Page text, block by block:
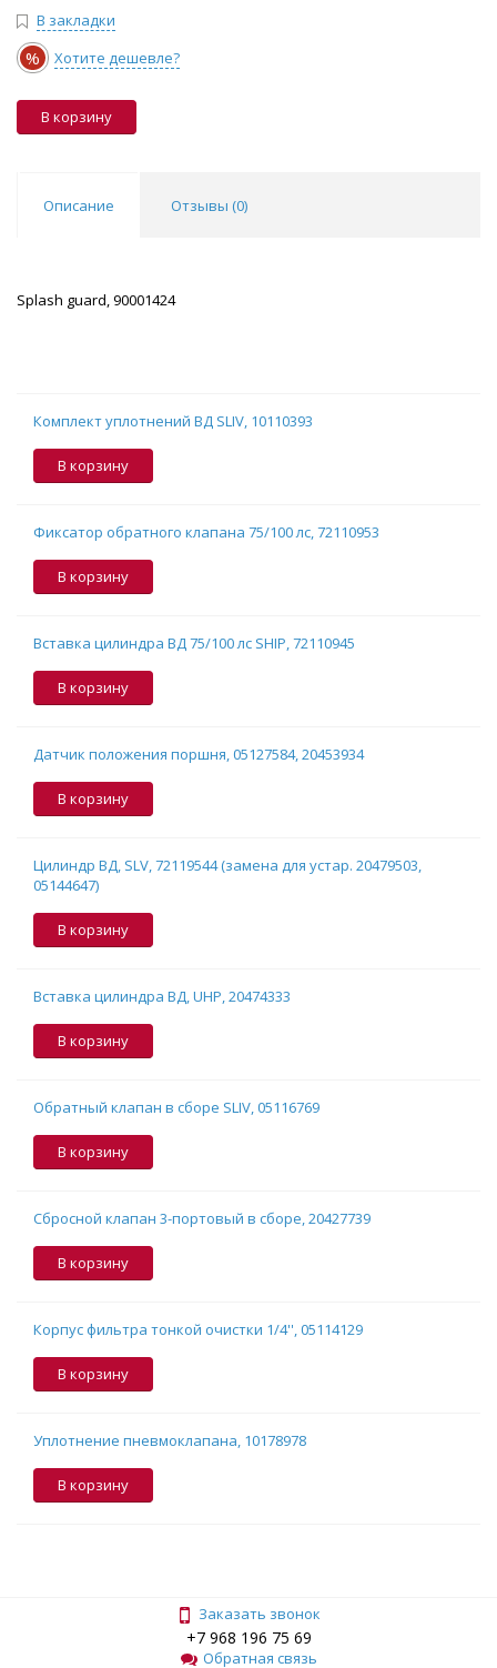
В закладки
% Хотите дешевле?
В корзину
Описание Отзывы (0)
Splash guard, 90001424
Комплект уплотнений ВД SLIV, 10110393
В корзину
Фиксатор обратного клапана 75/100 лс, 72110953
В корзину
Вставка цилиндра ВД 75/100 лс SHIP, 72110945
В корзину
Датчик положения поршня, 05127584, 20453934
В корзину
Цилиндр ВД, SLV, 72119544 (замена для устар. 20479503,
05144647)
В корзину
Вставка цилиндра ВД, UHP, 20474333
В корзину
Обратный клапан в сборе SLIV, 05116769
В корзину
Сбросной клапан 3-портовый в сборе, 20427739
В корзину
Корпус фильтра тонкой очистки 1/4'', 05114129
В корзину
Уплотнение пневмоклапана, 10178978
В корзину
Заказать звонок
+7 968 196 75 69
Обратная связь